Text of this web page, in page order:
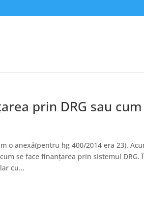
prin DRG sau
o anexă(pentru hg 400/2014 era 23).
se face finanțarea prin sistemul
cu...